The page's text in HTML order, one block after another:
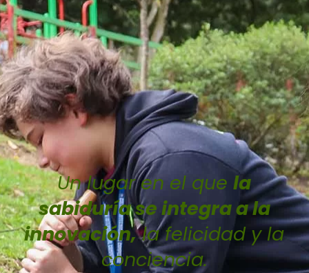
Un lugar en el que la
sabiduría se integra a la
innovación,la felicidad y la
conciencia.